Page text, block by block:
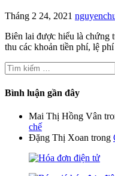
Tháng 2 24, 2021
Biên lai được hiểu là chứng
thu các khoản tiền phí, lệ
Tìm
kiếm
cho:
Bình luận gần đây
Mai Thị Hồng Vân
chế
Đặng Thị Xoan trong